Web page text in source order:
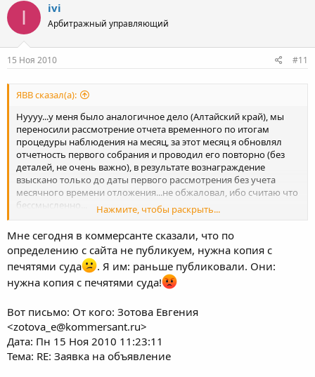
I ivi
Арбитражный управляющий
15 Ноя 2010 #11
ЯВВ сказал(а):
Нуууу...у меня было аналогичное дело (Алтайский край), мы
переносили рассмотрение отчета временного по итогам
процедуры наблюдения на месяц, за этот месяц я обновлял
отчетность первого собрания и проводил его повторно (без
деталей, не очень важно), в результате вознаграждение
взыскано только до даты первого рассмотрения без учета
месячного времени отложения...не обжаловал, ибо считаю что
бессмысленно...
А на месте заявителя темы стаскивал бы определение с сайта и
публиковался бы не дожидаясь бумажного варианта
Нажмите, чтобы раскрыть...
Мне сегодня в коммерсанте сказали, что по
определению с сайта не публикуем, нужна копия с
печятями суда
. Я им: раньше публиковали. Они:
нужна копия с печятями суда!
Вот письмо: От кого: Зотова Евгения
<zotova_e@kommersant.ru>
Дата: Пн 15 Ноя 2010 11:23:11
Тема: RE: Заявка на объявление